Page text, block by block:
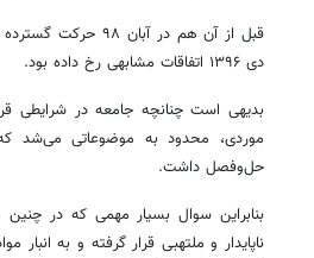
قبل از آن هم در
دی ۱۳۹۶ اتفاقات مشابهی رخ داده بود.
بدیهی است چنانچه جامعه در شرایطی
موردی، محدود به موضوعاتی می‌شد
حل‌وفصل داشت.
بنابراین سوال بسیار مهمی که در
ناپایدار و ملتهبی قرار گرفته و به